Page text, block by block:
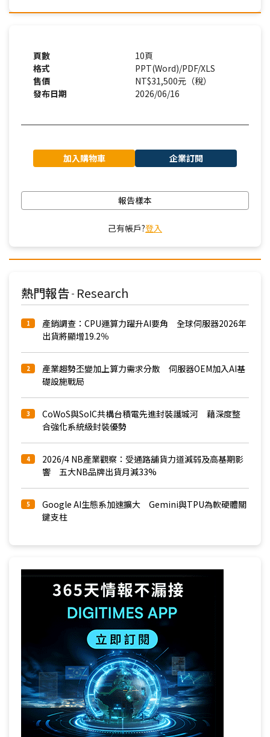
頁數
10頁
格式
PPT(Word)/PDF/XLS
售價
NT$31,500元（稅）
發布日期
2026/06/16
加入購物車 企業訂閱
報告樣本
己有帳戶?登入
熱門報告 - Research
1
產銷調查：CPU運算力躍升AI要角 全球伺服器2026年
出貨將顯增19.2％
2
產業趨勢丕變加上算力需求分散 伺服器OEM加入AI基
礎設施戰局
3
CoWoS與SoIC共構台積電先進封裝護城河 藉深度整
合強化系統級封裝優勢
4
2026/4 NB產業觀察：受通路舖貨力道減弱及高基期影
響 五大NB品牌出貨月減33%
5
Google AI生態系加速擴大 Gemini與TPU為軟硬體關
鍵支柱